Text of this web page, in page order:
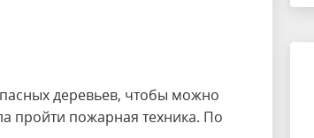
деревьев, чтобы можно
пройти пожарная техника. По